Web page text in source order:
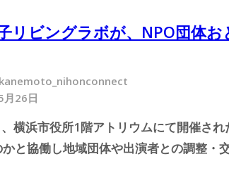
リビングラボが、NPO団体
月26日
横浜市役所1階アトリウムにて開催さ
と協働し地域団体や出演者との調整